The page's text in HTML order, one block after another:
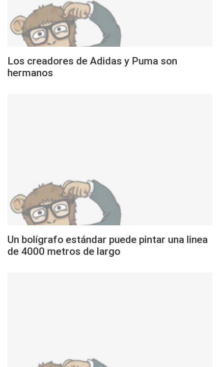
Los creadores de Adidas y Puma son
hermanos
Un bolígrafo estándar puede pintar una linea
de 4000 metros de largo